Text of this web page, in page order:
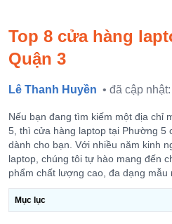
Top 8 cửa hàng
Quận 3
Lê Thanh Huyền • đã cập
Nếu bạn đang tìm kiếm một địa chỉ
5, thì cửa hàng laptop tại Phường 5
dành cho bạn. Với nhiều năm kinh
laptop, chúng tôi tự hào mang đến
phẩm chất lượng cao, đa dạng mẫu
Mục lục